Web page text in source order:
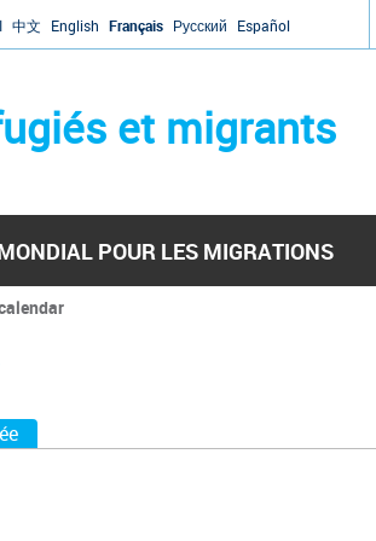
中文 English Français Русский Español
et migrants
POUR LES MIGRATIONS